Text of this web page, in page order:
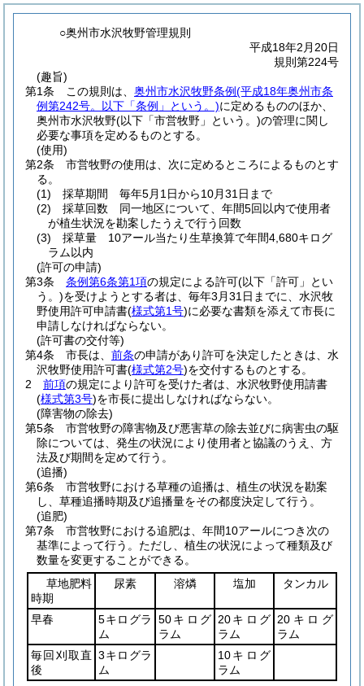
○奥州市水沢牧野管理規則
平成18年2月20日
規則第224号
(趣旨)
第1条
この規則は、 奥州市水沢牧野条例(平成18年奥州市条
例第242号。以下「条例」という。)に定めるもののほか、
奥州市水沢牧野(以下「市営牧野」という。)の管理に関し
必要な事項を定めるものとする。
(使用)
第2条
市営牧野の使用は、次に定めるところによるものとす
る。
(1)
採草期間 毎年5月1日から10月31日まで
(2)
採草回数 同一地区について、年間5回以内で使用者
が植生状況を勘案したうえで行う回数
(3)
採草量 10アール当たり生草換算で年間4,680キログ
ラム以内
(許可の申請)
第3条
条例第6条第1項の規定による許可(以下「許可」とい
う。)を受けようとする者は、毎年3月31日までに、水沢牧
野使用許可申請書(様式第1号)に必要な書類を添えて市長に
申請しなければならない。
(許可書の交付等)
第4条
市長は、 前条の申請があり許可を決定したときは、水
沢牧野使用許可書(様式第2号)を交付するものとする。
2
前項の規定により許可を受けた者は、水沢牧野使用請書
(様式第3号)を市長に提出しなければならない。
(障害物の除去)
第5条
市営牧野の障害物及び悪害草の除去並びに病害虫の駆
除については、発生の状況により使用者と協議のうえ、方
法及び期間を定めて行う。
(追播)
第6条
市営牧野における草種の追播は、植生の状況を勘案
し、草種追播時期及び追播量をその都度決定して行う。
(追肥)
第7条
市営牧野における追肥は、年間10アールにつき次の
基準によって行う。 ただし、植生の状況によって種類及び
数量を変更することができる。
草地肥料
時期
尿素 溶燐 塩加 タンカル
早春
5キログラ
ム
50キログ
ラム
20キログ
ラム
20キログ
ラム
毎回刈取直
後
3キログラ
ム
10キログ
ラム